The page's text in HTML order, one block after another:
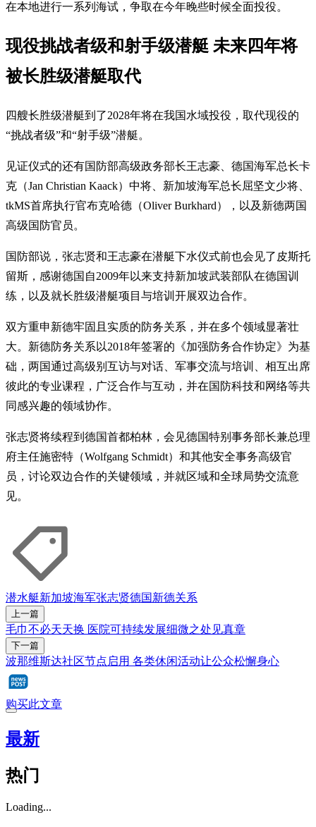
在本地进行一系列海试，争取在今年晚些时候全面投役。
现役挑战者级和射手级潜艇 未来四年将
被长胜级潜艇取代
四艘长胜级潜艇到了2028年将在我国水域投役，取代现役的
“挑战者级”和“射手级”潜艇。
见证仪式的还有国防部高级政务部长王志豪、德国海军总长卡
克（Jan Christian Kaack）中将、新加坡海军总长屈坚文少将、
tkMS首席执行官布克哈德（Oliver Burkhard），以及新德两国
高级国防官员。
国防部说，张志贤和王志豪在潜艇下水仪式前也会见了皮斯托
留斯，感谢德国自2009年以来支持新加坡武装部队在德国训
练，以及就长胜级潜艇项目与培训开展双边合作。
双方重申新德牢固且实质的防务关系，并在多个领域显著壮
大。新德防务关系以2018年签署的《加强防务合作协定》为基
础，两国通过高级别互访与对话、军事交流与培训、相互出席
彼此的专业课程，广泛合作与互动，并在国防科技和网络等共
同感兴趣的领域协作。
张志贤将续程到德国首都柏林，会见德国特别事务部长兼总理
府主任施密特（Wolfgang Schmidt）和其他安全事务高级官
员，讨论双边合作的关键领域，并就区域和全球局势交流意
见。
潜水艇新加坡海军张志贤德国新德关系
上一篇
毛巾不必天天换 医院可持续发展细微之处见真章
下一篇
波那维斯达社区节点启用 各类休闲活动让公众松懈身心
购买此文章
最新
热门
Loading...